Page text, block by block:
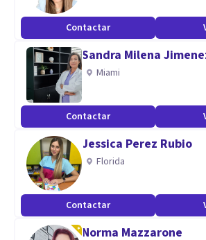
Contactar
Sandra Milena
Miami
Contactar
Jessica Perez Rubio
Florida
Contactar
Norma Mazzarone